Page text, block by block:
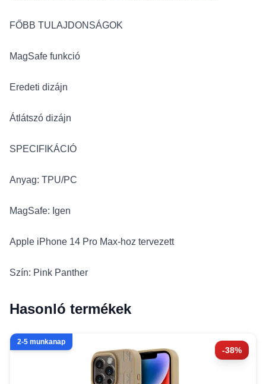
FŐBB TULAJDONSÁGOK
MagSafe funkció
Eredeti dizájn
Átlátszó dizájn
SPECIFIKÁCIÓ
Anyag: TPU/PC
MagSafe: Igen
Apple iPhone 14 Pro Max-hoz tervezett
Szín: Pink Panther
Hasonló termékek
-38%
2-5 munkanap